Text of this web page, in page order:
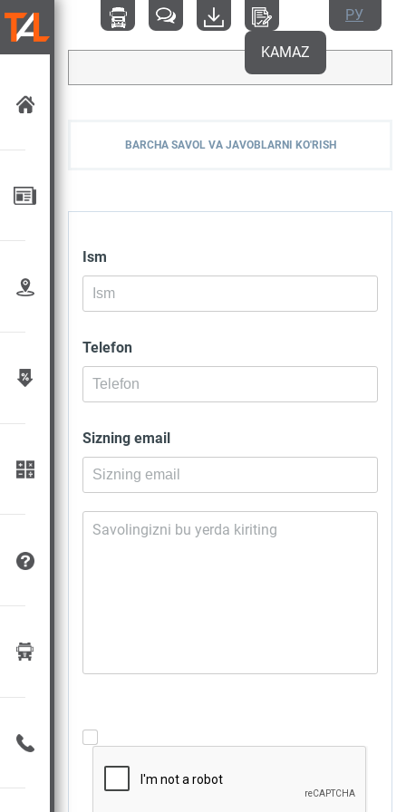
KAMAZ
РУ
BARCHA SAVOL VA JAVOBLARNI KO'RISH
Ism
Telefon
Sizning email